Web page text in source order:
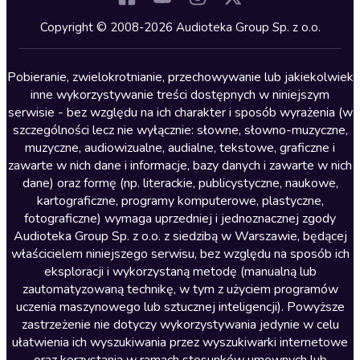
Kryminały
Lektury szkolne
Literatura anglojęzyczna
Literatura faktu
Literatura obyczajowa
Literatura piękna obca
Literatura piękna polska
Nagrania relaksacyjne
Nauka języków
Nauki humanistyczne
Podcasty i audycje
Polityka
Prasa
Copyright © 2008-2026 Audioteka Group Sp. z o.o.
Pobieranie, zwielokrotnianie, przechowywanie lub jakiekolwiek
inne wykorzystywanie treści dostępnych w niniejszym
serwisie - bez względu na ich charakter i sposób wyrażenia (w
szczególności lecz nie wyłącznie: słowne, słowno-muzyczne,
muzyczne, audiowizualne, audialne, tekstowe, graficzne i
zawarte w nich dane i informacje, bazy danych i zawarte w nich
dane) oraz formę (np. literackie, publicystyczne, naukowe,
kartograficzne, programy komputerowe, plastyczne,
fotograficzne) wymaga uprzedniej i jednoznacznej zgody
Audioteka Group Sp. z o.o. z siedzibą w Warszawie, będącej
właścicielem niniejszego serwisu, bez względu na sposób ich
eksploracji i wykorzystaną metodę (manualną lub
zautomatyzowaną technikę, w tym z użyciem programów
uczenia maszynowego lub sztucznej inteligencji). Powyższe
zastrzeżenie nie dotyczy wykorzystywania jedynie w celu
ułatwienia ich wyszukiwania przez wyszukiwarki internetowe